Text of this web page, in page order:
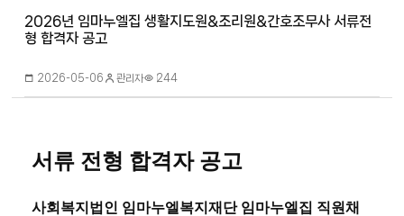
2026년 임마누엘집 생활지도원&조리원&간호조무사 서류전
형 합격자 공고
2026-05-06 관리자 244
서류 전형 합격자 공고
사회복지법인 임마누엘복지재단 임마누엘집 직원채